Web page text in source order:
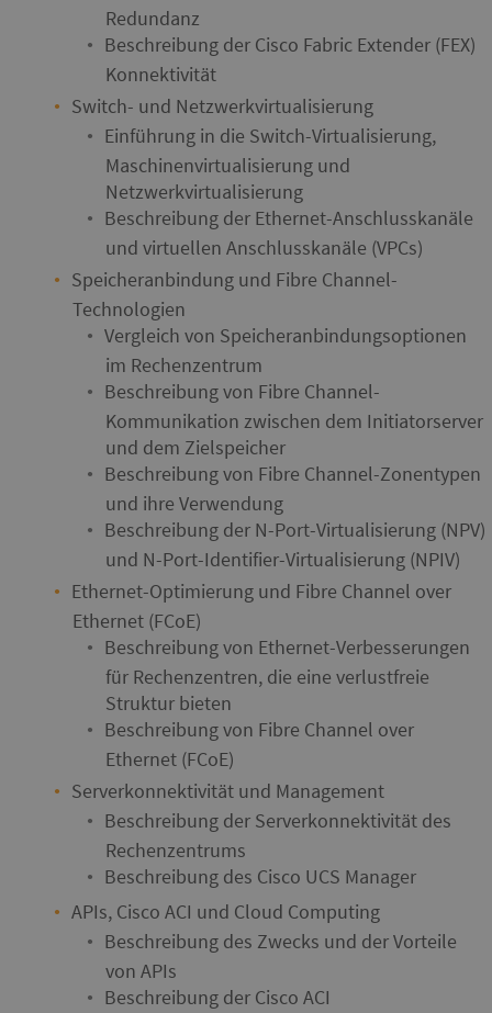
Redundanz
Beschreibung der Cisco Fabric Extender (FEX)
Konnektivität
Switch- und Netzwerkvirtualisierung
Einführung in die Switch-Virtualisierung,
Maschinenvirtualisierung und
Netzwerkvirtualisierung
Beschreibung der Ethernet-Anschlusskanäle
und virtuellen Anschlusskanäle (VPCs)
Speicheranbindung und Fibre Channel-
Technologien
Vergleich von Speicheranbindungsoptionen
im Rechenzentrum
Beschreibung von Fibre Channel-
Kommunikation zwischen dem Initiatorserver
und dem Zielspeicher
Beschreibung von Fibre Channel-Zonentypen
und ihre Verwendung
Beschreibung der N-Port-Virtualisierung (NPV)
und N-Port-Identifier-Virtualisierung (NPIV)
Ethernet-Optimierung und Fibre Channel over
Ethernet (FCoE)
Beschreibung von Ethernet-Verbesserungen
für Rechenzentren, die eine verlustfreie
Struktur bieten
Beschreibung von Fibre Channel over
Ethernet (FCoE)
Serverkonnektivität und Management
Beschreibung der Serverkonnektivität des
Rechenzentrums
Beschreibung des Cisco UCS Manager
APIs, Cisco ACI und Cloud Computing
Beschreibung des Zwecks und der Vorteile
von APIs
Beschreibung der Cisco ACI